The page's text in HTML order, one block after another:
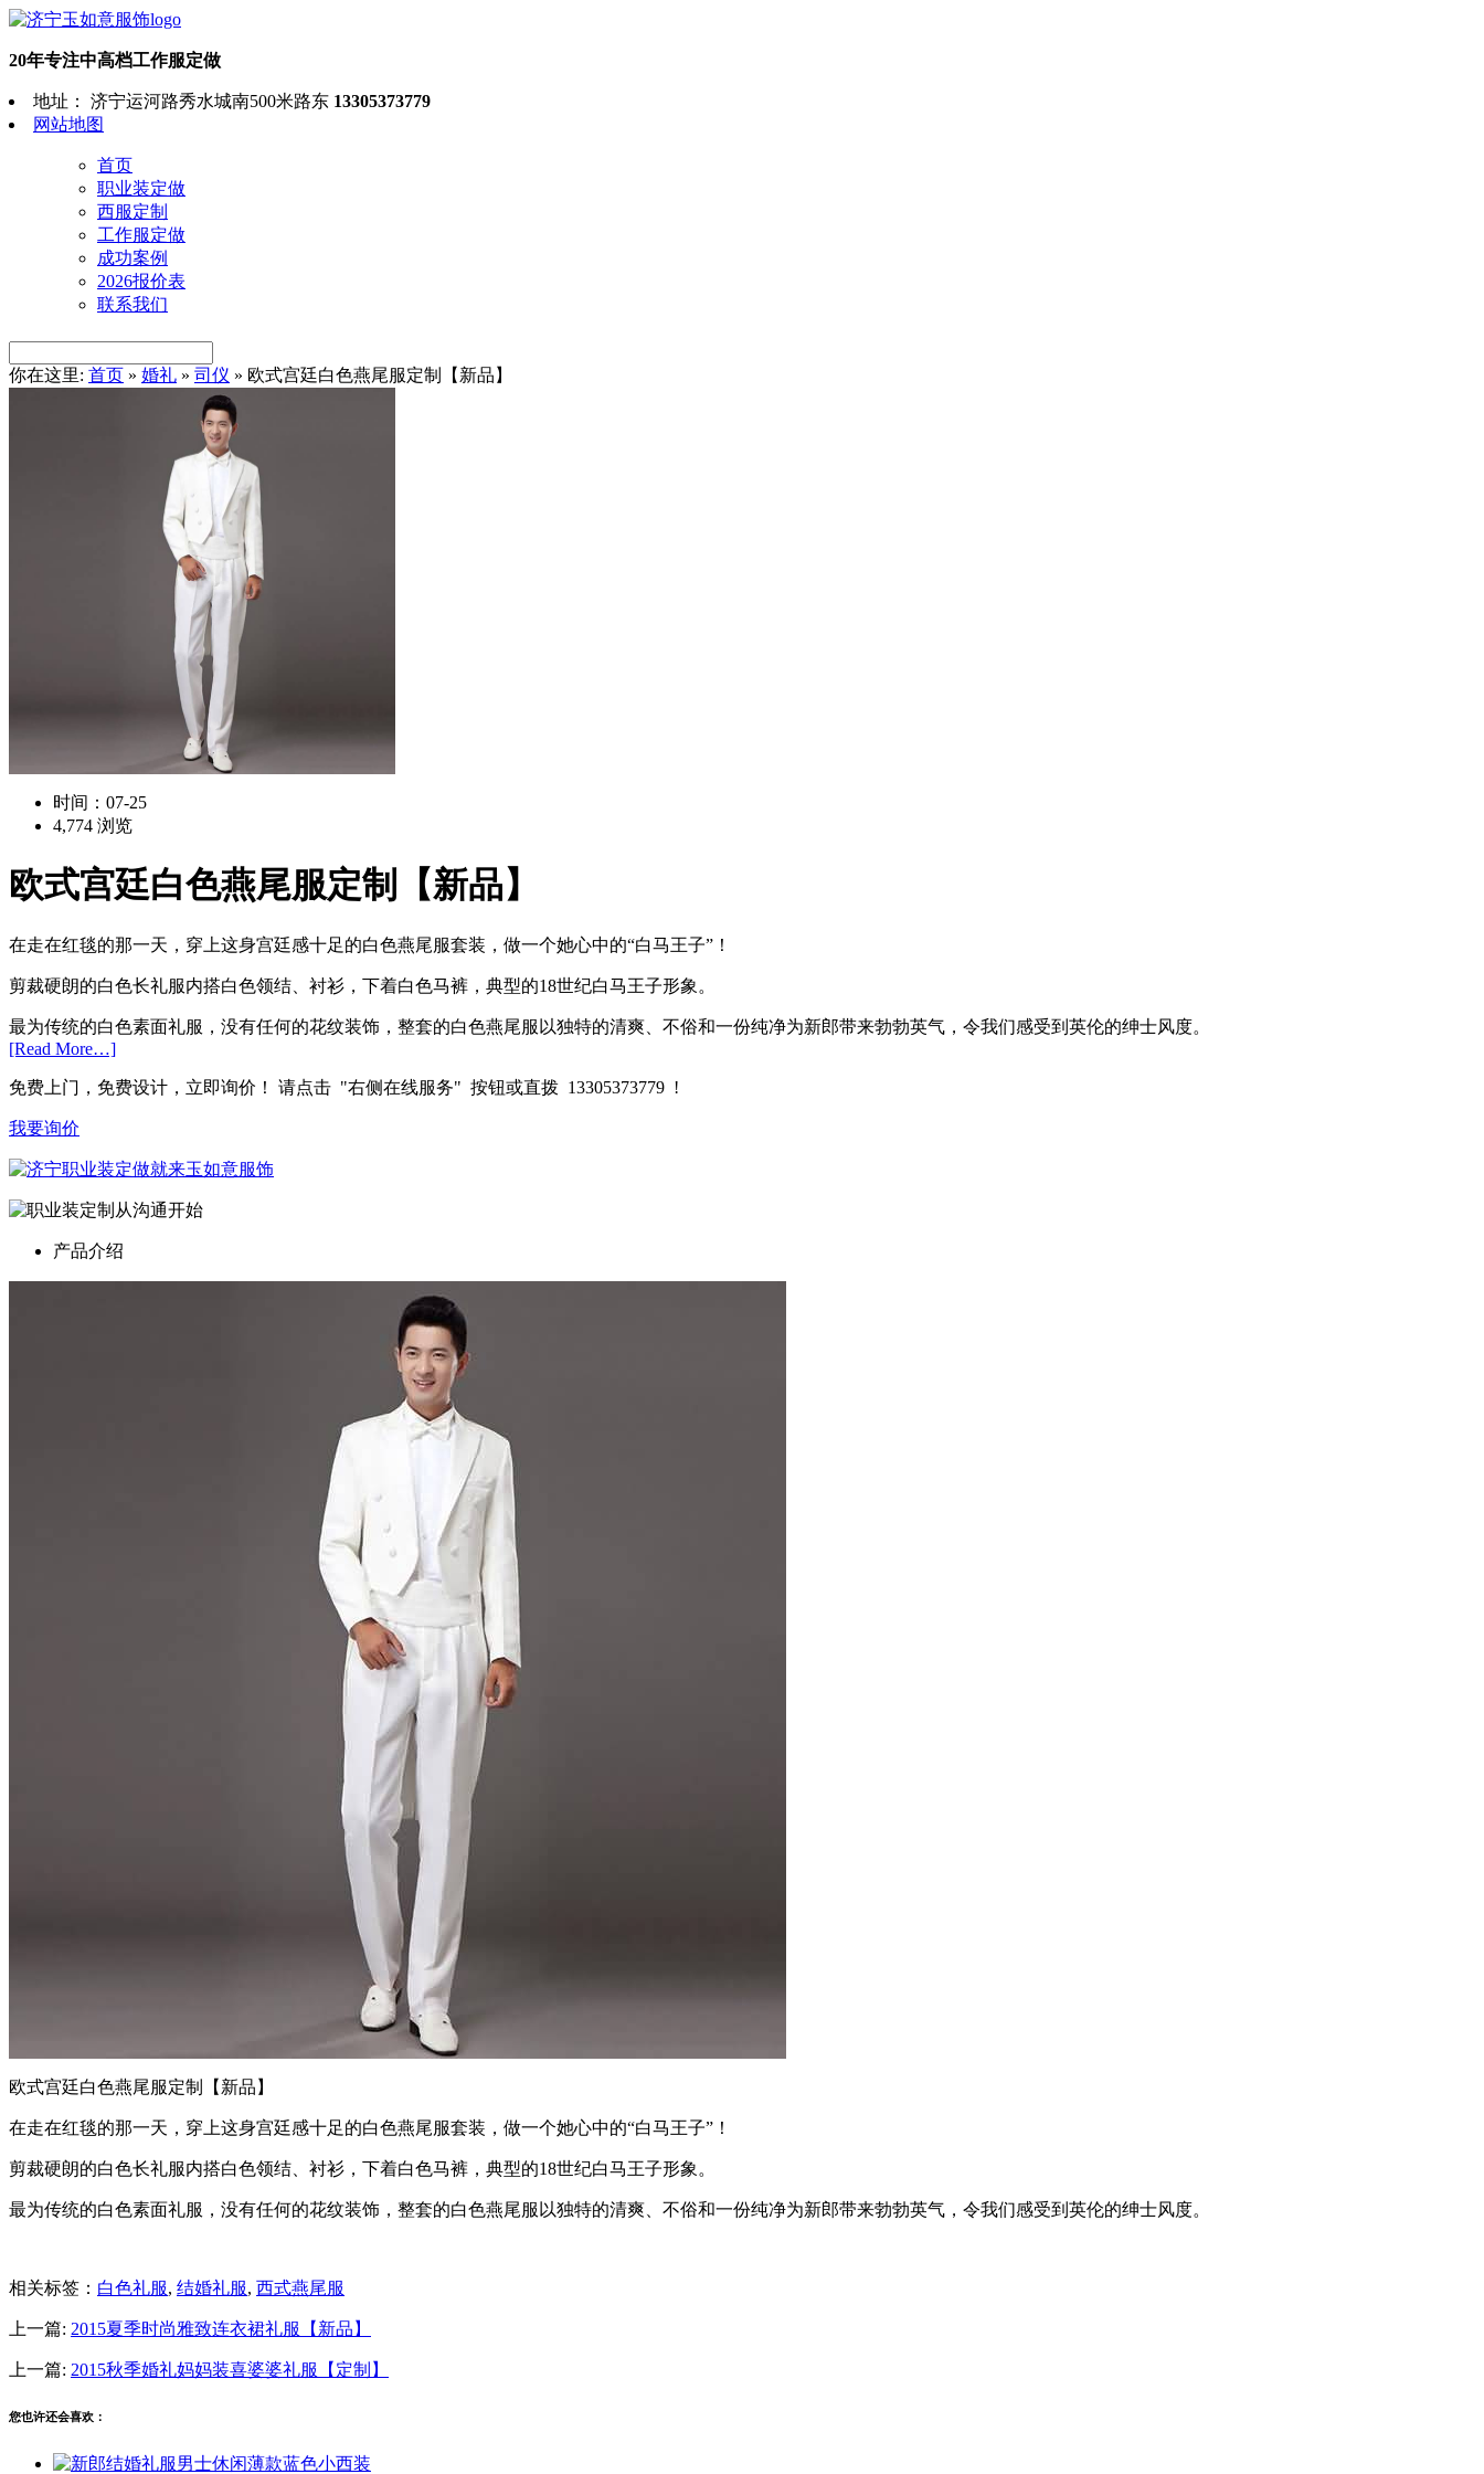
20年专注中高档工作服定做
地址： 济宁运河路秀水城南500米路东 13305373779
网站地图
首页
职业装定做
西服定制
工作服定做
成功案例
2026报价表
联系我们
你在这里: 首页 » 婚礼 » 司仪 » 欧式宫廷白色燕尾服定制【新品】
时间：07-25
4,774 浏览
欧式宫廷白色燕尾服定制【新品】
在走在红毯的那一天，穿上这身宫廷感十足的白色燕尾服套装，做一个她心中的“白马王子”！
剪裁硬朗的白色长礼服内搭白色领结、衬衫，下着白色马裤，典型的18世纪白马王子形象。
最为传统的白色素面礼服，没有任何的花纹装饰，整套的白色燕尾服以独特的清爽、不俗和一份纯净为新郎带来勃勃英气，令我们感受到英伦的绅士风度。
[Read More…]
免费上门，免费设计，立即询价！ 请点击 "右侧在线服务" 按钮或直拨 13305373779 !
我要询价
产品介绍
欧式宫廷白色燕尾服定制【新品】
在走在红毯的那一天，穿上这身宫廷感十足的白色燕尾服套装，做一个她心中的“白马王子”！
剪裁硬朗的白色长礼服内搭白色领结、衬衫，下着白色马裤，典型的18世纪白马王子形象。
最为传统的白色素面礼服，没有任何的花纹装饰，整套的白色燕尾服以独特的清爽、不俗和一份纯净为新郎带来勃勃英气，令我们感受到英伦的绅士风度。
相关标签： 白色礼服, 结婚礼服, 西式燕尾服
上一篇: 2015夏季时尚雅致连衣裙礼服【新品】
上一篇: 2015秋季婚礼妈妈装喜婆婆礼服【定制】
您也许还会喜欢：